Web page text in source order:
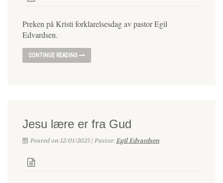
Preken på Kristi forklarelsesdag av pastor Egil
Edvardsen.
CONTINUE READING
Jesu lære er fra Gud
Posted on 12/01/2025 | Pastor:Egil Edvardsen